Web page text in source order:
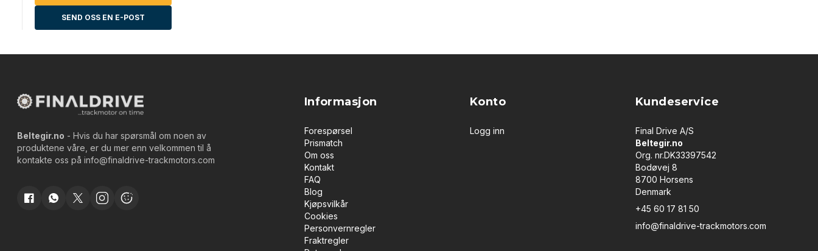
SEND OSS EN E-POST
Beltegir.no - Hvis du har spørsmål om noen av
produktene våre, er du mer enn velkommen til å
kontakte oss på info@finaldrive-trackmotors.com
Informasjon
Forespørsel
Prismatch
Om oss
Kontakt
FAQ
Blog
Kjøpsvilkår
Cookies
Personvernregler
Fraktregler
Konto
Logg inn
Kundeservice
Final Drive A/S
Beltegir.no
Org. nr.DK33397542
Bodøvej 8
8700 Horsens
Denmark
+45 60 17 81 50
info@finaldrive-trackmotors.com